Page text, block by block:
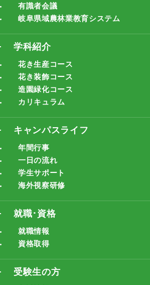
有識者会議
岐阜県域農林業教育システム
学科紹介
花き生産コース
花き装飾コース
造園緑化コース
カリキュラム
キャンパスライフ
年間行事
一日の流れ
学生サポート
海外視察研修
就職･資格
就職情報
資格取得
受験生の方